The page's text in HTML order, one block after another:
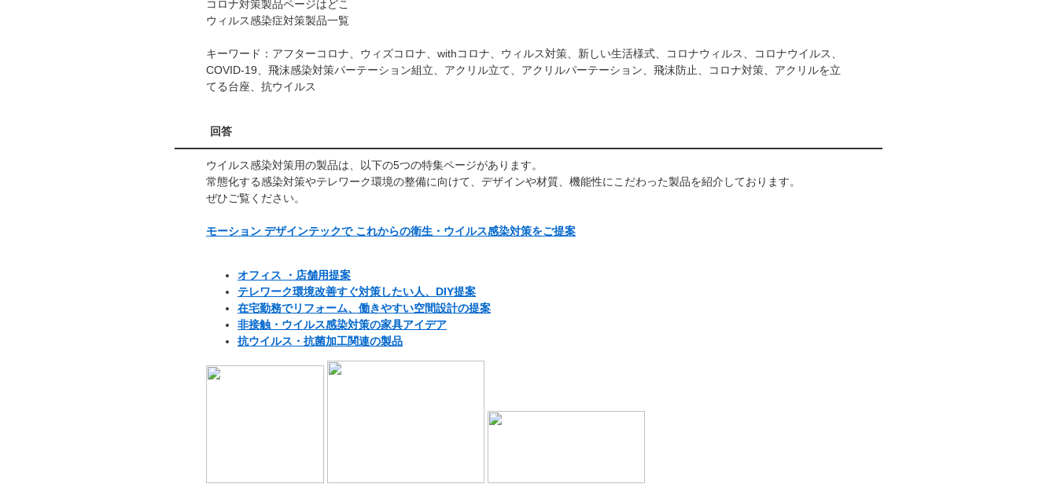
コロナ対策製品ページはどこ
ウィルス感染症対策製品一覧
キーワード：アフターコロナ、ウィズコロナ、withコロナ、ウィルス対策、新しい生活様式、コロナウィルス、コロナウイルス、
COVID-19、飛沫感染対策パーテーション組立、アクリル立て、アクリルパーテーション、飛沫防止、コロナ対策、アクリルを立
てる台座、抗ウイルス
回答
ウイルス感染対策用の製品は、以下の5つの特集ページがあります。
常態化する感染対策やテレワーク環境の整備に向けて、デザインや材質、機能性にこだわった製品を紹介しております。
ぜひご覧ください。
モーション デザインテックで これからの衛生・ウイルス感染対策をご提案
オフィス ・店舗用提案
テレワーク環境改善すぐ対策したい人、DIY提案
在宅勤務でリフォーム、働きやすい空間設計の提案
非接触・ウイルス感染対策の家具アイデア
抗ウイルス・抗菌加工関連の製品